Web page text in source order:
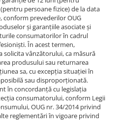
persoane fizice) de la data
conform prevederilor OUG
și garanțiile asociate și
consumatorilor în cadrul
În acest termen,
vânzătorului, ca măsură
produsului sau returnarea
sa, cu excepția situației în
sau disproporționată.
în concordanță cu legislația
consumatorului, conform Legii
OUG nr. 34/2014 privind
reglementări în vigoare privind